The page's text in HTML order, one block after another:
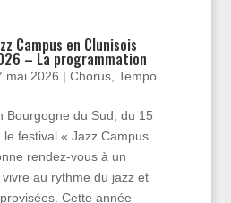
Campus en Clunisois
– La programmation
mai 2026 |Chorus ,Tempo
Bourgogne du Sud, du 15
festival « Jazz Campus
rendez-vous à un
au rythme du jazz et
Cette année